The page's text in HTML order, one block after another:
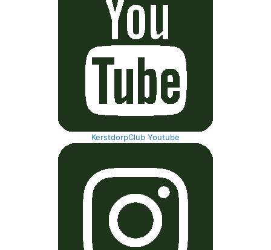
KerstdorpClub Youtube